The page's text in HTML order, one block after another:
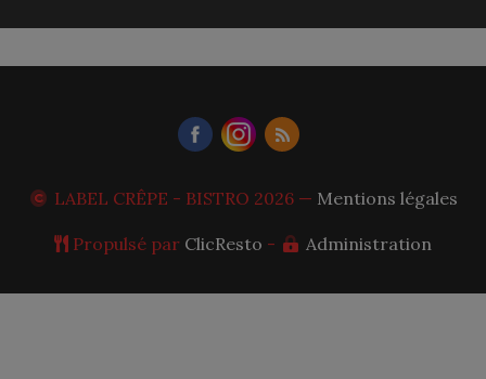
LABEL CRÊPE - BISTRO 2026 — Mentions légales
Propulsé par ClicResto - Administration